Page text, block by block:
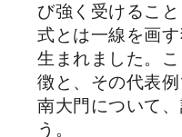
び強く受けるこ
式とは一線を画
生まれました。
徴と、その代表
南大門について
う。